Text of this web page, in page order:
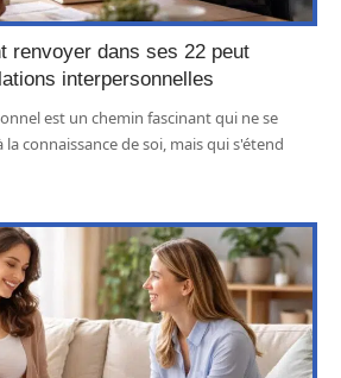
renvoyer dans ses 22 peut
interpersonnelles
est un chemin fascinant qui ne se
connaissance de soi, mais qui s'étend